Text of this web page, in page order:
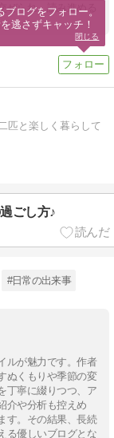
られ、読み進める
匹と楽しく暮らして
ごし方♪
#日常の出来事
ルが魅力です。作者
ぬくもりや季節の変
丁寧に綴りつつ、ア
介や分析も控えめ
す。その結果、長続
る優しいブログとな
ブログをフォロー。
逃さずキャッチ！
閉じる